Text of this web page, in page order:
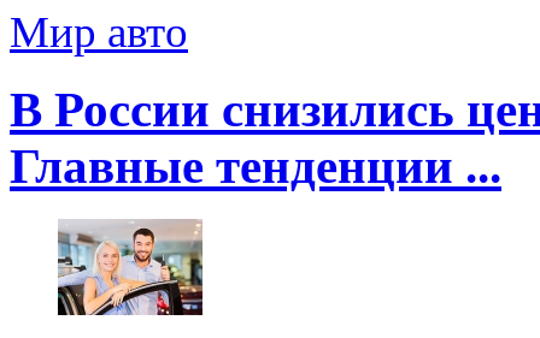
Мир авто
В России снизились
Главные тенденции ...